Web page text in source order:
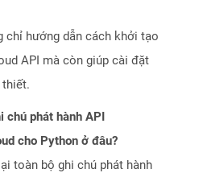
chỉ hướng dẫn cách khởi tạo
API mà còn giúp cài đặt
chú phát hành API
cho Python ở đâu?
toàn bộ ghi chú phát hành